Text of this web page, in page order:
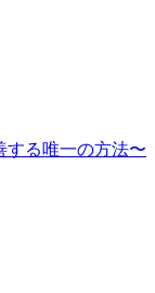
する唯一の方法〜